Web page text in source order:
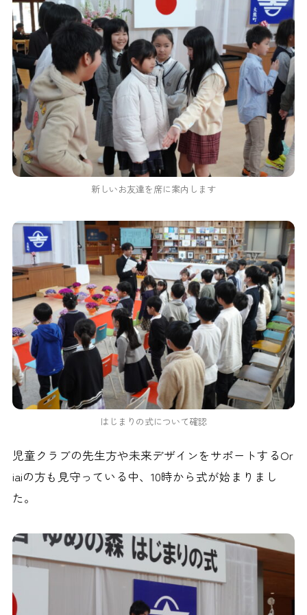
新しいお友達を席に案内します
はじまりの式について確認
児童クラブの先生方や未来デザインをサポートするOr
iaiの方も見守っている中、10時から式が始まりまし
た。